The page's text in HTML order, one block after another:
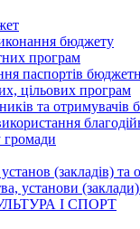
бюджету
програм
паспортів
цільових програм
та отримувачів
(закладів)
установи (заклади)
І СПОРТ